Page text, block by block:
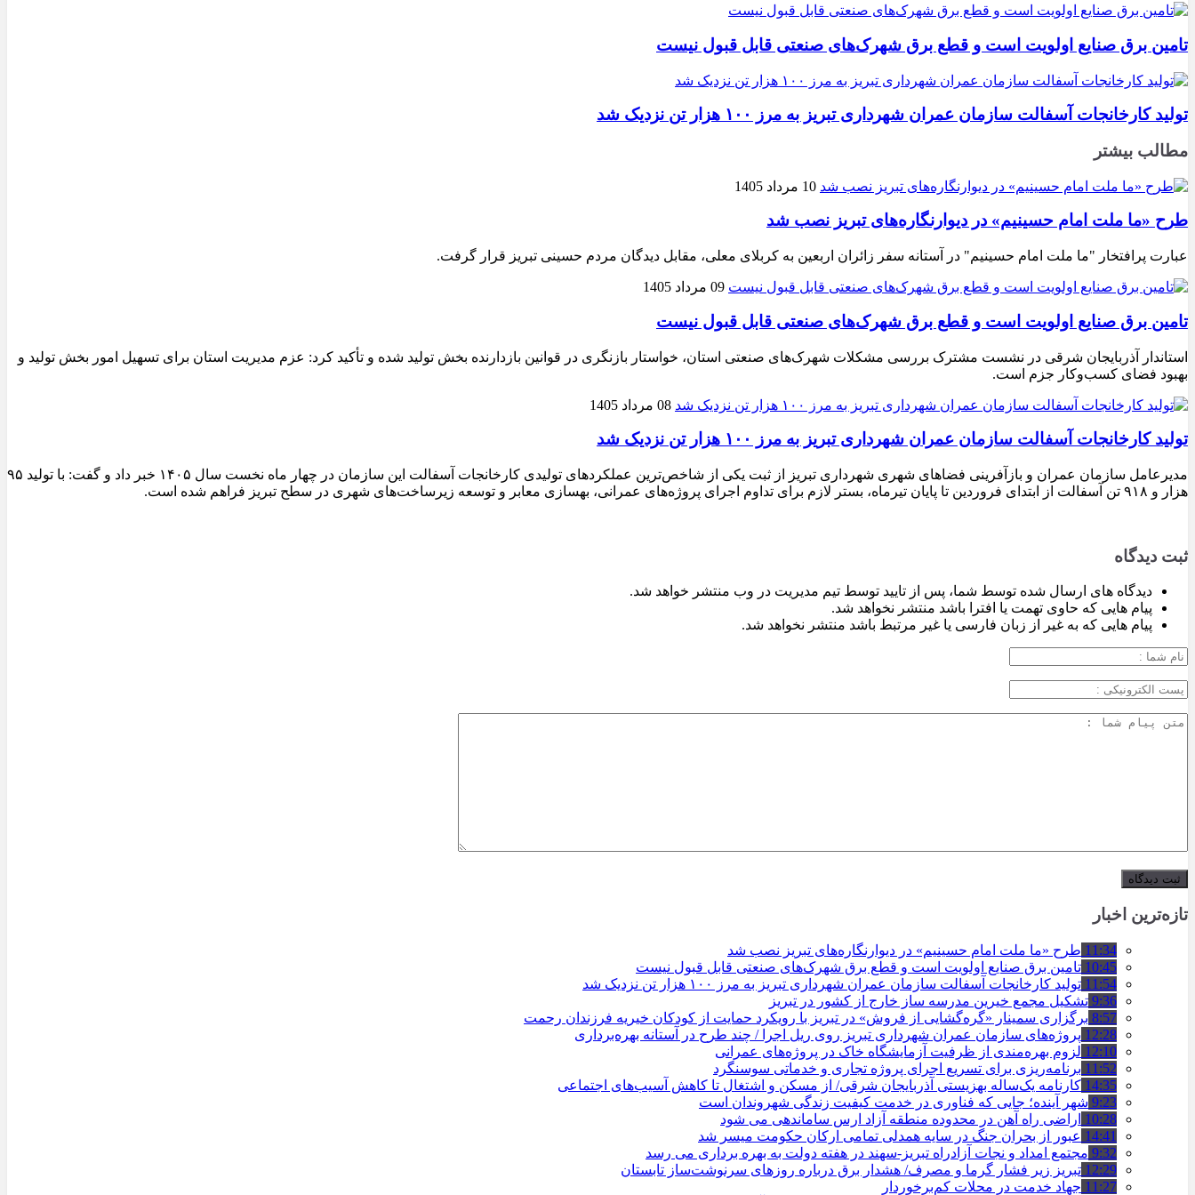
تامین برق صنایع اولویت است و قطع برق شهرک‌های صنعتی قابل قبول نیست
تولید کارخانجات آسفالت سازمان عمران شهرداری تبریز به مرز ۱۰۰ هزار تن نزدیک شد
مطالب بیشتر
10 مرداد 1405
طرح «ما ملت امام حسینیم» در دیوارنگاره‌های تبریز نصب شد
عبارت پرافتخار "ما ملت امام حسینیم" در آستانه سفر زائران اربعین به کربلای معلی، مقابل دیدگان مردم حسینی تبریز قرار گرفت.
09 مرداد 1405
تامین برق صنایع اولویت است و قطع برق شهرک‌های صنعتی قابل قبول نیست
استاندار آذربایجان شرقی در نشست مشترک بررسی مشکلات شهرک‌های صنعتی استان، خواستار بازنگری در قوانین بازدارنده بخش تولید شده و تأکید کرد: عزم مدیریت استان برای تسهیل امور بخش تولید و
بهبود فضای کسب‌وکار جزم است.
08 مرداد 1405
تولید کارخانجات آسفالت سازمان عمران شهرداری تبریز به مرز ۱۰۰ هزار تن نزدیک شد
مدیرعامل سازمان عمران و بازآفرینی فضاهای شهری شهرداری تبریز از ثبت یکی از شاخص‌ترین عملکردهای تولیدی کارخانجات آسفالت این سازمان در چهار ماه نخست سال ۱۴۰۵ خبر داد و گفت: با تولید ۹۵
هزار و ۹۱۸ تن آسفالت از ابتدای فروردین تا پایان تیرماه، بستر لازم برای تداوم اجرای پروژه‌های عمرانی، بهسازی معابر و توسعه زیرساخت‌های شهری در سطح تبریز فراهم شده است.
ثبت دیدگاه
دیدگاه های ارسال شده توسط شما، پس از تایید توسط تیم مدیریت در وب منتشر خواهد شد.
پیام هایی که حاوی تهمت یا افترا باشد منتشر نخواهد شد.
پیام هایی که به غیر از زبان فارسی یا غیر مرتبط باشد منتشر نخواهد شد.
تازه‌ترین اخبار
11:34 طرح «ما ملت امام حسینیم» در دیوارنگاره‌های تبریز نصب شد
10:45 تامین برق صنایع اولویت است و قطع برق شهرک‌های صنعتی قابل قبول نیست
11:54 تولید کارخانجات آسفالت سازمان عمران شهرداری تبریز به مرز ۱۰۰ هزار تن نزدیک شد
9:36 تشکیل مجمع خیرین مدرسه ‌ساز خارج از کشور در تبریز
8:57 برگزاری سمینار «گره‌گشایی از فروش» در تبریز با رویکرد حمایت از کودکان خیریه فرزندان رحمت
12:28 پروژه‌های سازمان عمران شهرداری تبریز روی ریل اجرا / چند طرح در آستانه بهره‌برداری
12:10 لزوم بهره‌مندی از ظرفیت آزمایشگاه خاک در پروژه‌های عمرانی
11:52 برنامه‌ریزی برای تسریع اجرای پروژه تجاری و خدماتی سوسنگرد
14:35 کارنامه یک‌ساله بهزیستی آذربایجان شرقی/ از مسکن و اشتغال تا کاهش آسیب‌های اجتماعی
9:23 شهر آینده؛ جایی که فناوری در خدمت کیفیت زندگی شهروندان است
10:28 اراضی راه آهن در محدوده منطقه آزاد ارس ساماندهی می شود
14:41 عبور از بحران جنگ در سایه همدلی تمامی ارکان حکومت میسر شد
9:32 مجتمع امداد و نجات آزادراه تبریز-سهند در هفته دولت به بهره ‌برداری می‌ رسد
12:29 تبریز زیر فشار گرما و مصرف/ هشدار برق درباره روزهای سرنوشت‌ساز تابستان
11:27 جهاد خدمت در محلات کم‌برخوردار